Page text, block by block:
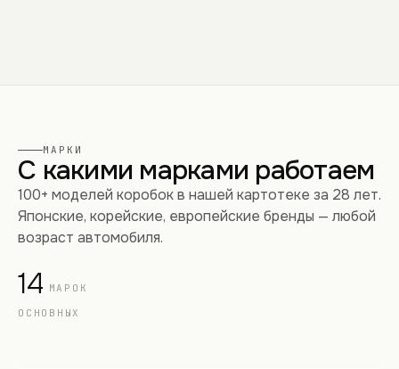
МАРКИ
С какими марками работаем
100+ моделей коробок в нашей картотеке за 28 лет.
Японские, корейские, европейские бренды — любой
возраст автомобиля.
14 МАРОК
ОСНОВНЫХ